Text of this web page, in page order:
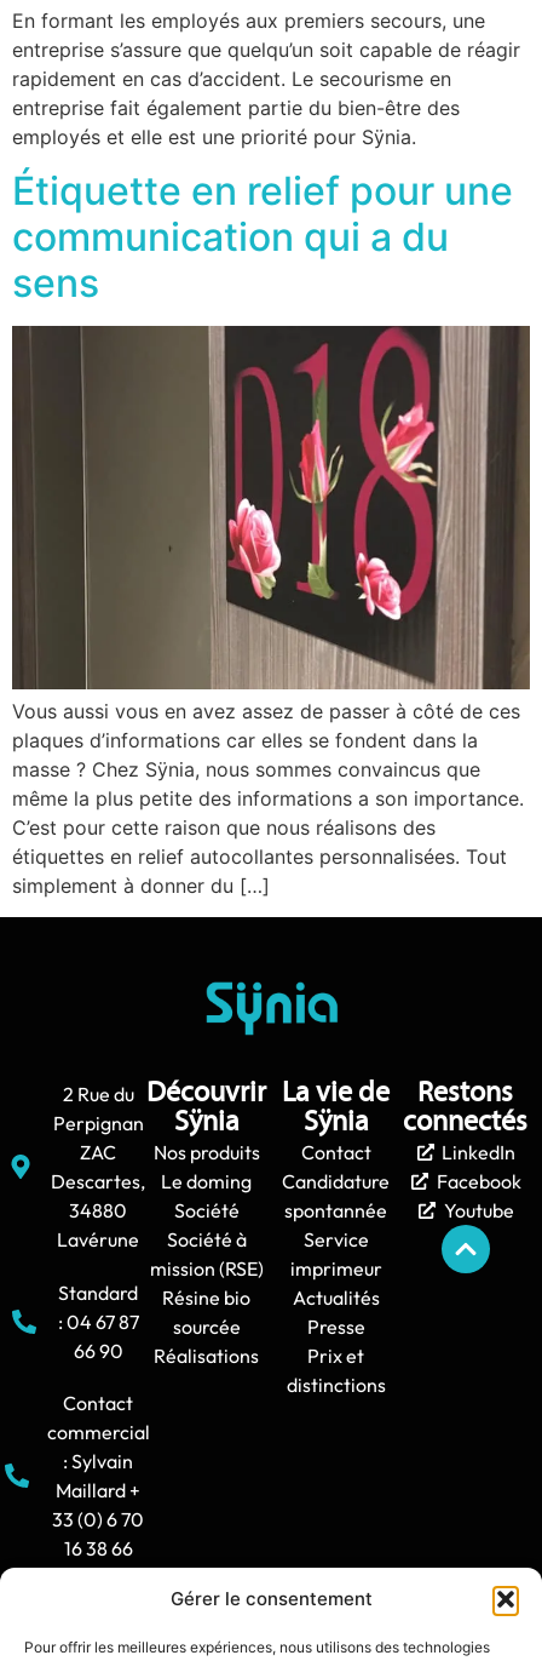
Gérer le consentement
Pour offrir les meilleures expériences, nous utilisons des technologies
En formant les employés aux premiers secours, une
entreprise s’assure que quelqu’un soit capable de réagir
rapidement en cas d’accident. Le secourisme en
entreprise fait également partie du bien-être des
employés et elle est une priorité pour Sÿnia.
Étiquette en relief pour une
communication qui a du
sens
Vous aussi vous en avez assez de passer à côté de ces
plaques d’informations car elles se fondent dans la
masse ? Chez Sÿnia, nous sommes convaincus que
même la plus petite des informations a son importance.
C’est pour cette raison que nous réalisons des
étiquettes en relief autocollantes personnalisées. Tout
simplement à donner du […]
2 Rue du
Perpignan
ZAC
Descartes,
34880
Lavérune
Standard
: 04 67 87
66 90
Contact
commercial
: Sylvain
Maillard +
33 (0) 6 70
16 38 66
Découvrir
Sÿnia
Nos produits
Le doming
Société
Société à
mission (RSE)
Résine bio
sourcée
Réalisations
La vie de
Sÿnia
Contact
Candidature
spontannée
Service
imprimeur
Actualités
Presse
Prix et
distinctions
Restons
connectés
LinkedIn
Facebook
Youtube